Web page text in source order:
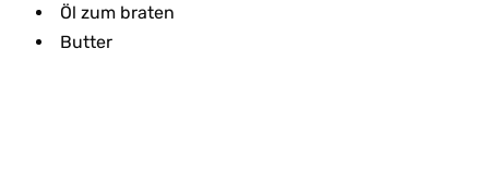
Öl zum braten
Butter